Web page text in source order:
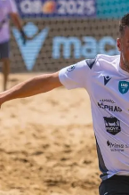
Attualità
Economia e
Italia Mondo
Sanità